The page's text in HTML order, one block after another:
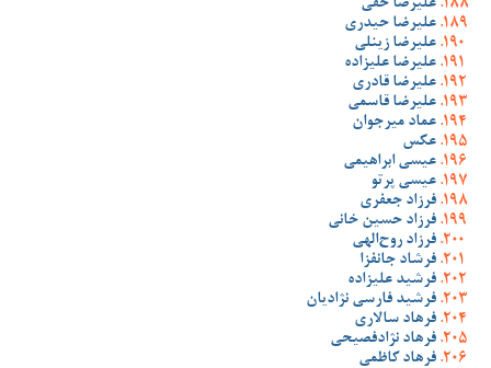
علیرضا حقی
علیرضا حیدری
علیرضا زینلی
علیرضا علیزاده
علیرضا قادری
علیرضا قاسمی
عماد میرجوان
عکس
عیسی ابراهیمی
عیسی پرتو
فرزاد جعفری
فرزاد حسین خانی
فرزاد روح‌الهی
فرشاد جانفزا
فرشید علیزاده
فرشید فارسی نژادیان
فرهاد سالاری
فرهاد نژادفصیحی
فرهاد کاظمی